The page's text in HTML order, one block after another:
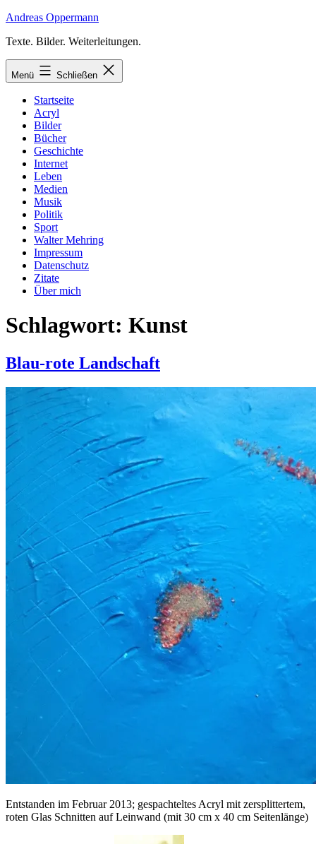
Zum
springen
Andreas Oppermann
Texte. Bilder. Weiterleitungen.
Menü Schließen
Startseite
Acryl
Bilder
Bücher
Geschichte
Internet
Leben
Medien
Musik
Politik
Sport
Walter Mehring
Impressum
Datenschutz
Zitate
Über mich
Schlagwort: Kunst
Blau-rote Landschaft
Entstanden im Februar 2013; gespachteltes Acryl mit zersplittertem,
roten Glas Schnitten auf Leinwand (mit 30 cm x 40 cm Seitenlänge)